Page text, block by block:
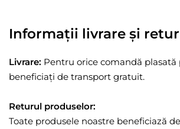
Informații livrare și retur
Livrare: Pentru orice comandă plasată
beneficiați de transport gratuit.
Returul produselor:
Toate produsele noastre beneficiază